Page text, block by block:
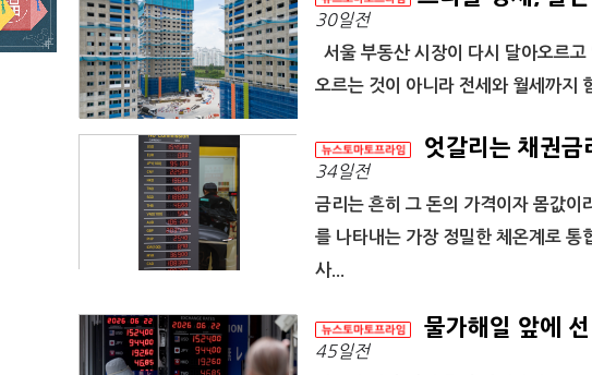
30일전
서울 부동산 시장이 다시 달아오르
오르는 것이 아니라 전세와 월세까지
엇갈리는 채권금
34일전
금리는 흔히 그 돈의 가격이자 몸값이
를 나타내는 가장 정밀한 체온계로 통
사...
물가해일 앞에
45일전